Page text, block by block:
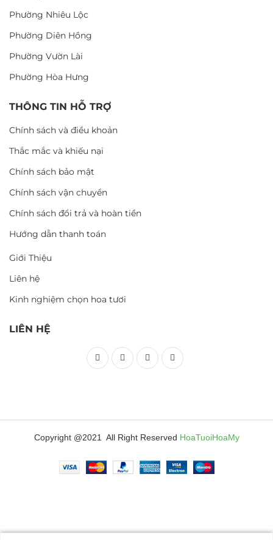
Phường Nhiêu Lộc
Phường Diên Hồng
Phường Vườn Lài
Phường Hòa Hưng
THÔNG TIN HỖ TRỢ
Chính sách và điều khoản
Thắc mắc và khiếu nại
Chính sách bảo mật
Chính sách vận chuyển
Chính sách đổi trả và hoàn tiền
Hướng dẫn thanh toán
Giới Thiệu
Liên hệ
Kinh nghiệm chọn hoa tươi
LIÊN HỆ
Copyright @2021 All Right Reserved HoaTuoiHoaMy